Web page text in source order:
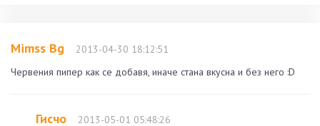
Mimss Bg
2013-04-30 18:12:51
Червения пипер как се добавя, иначе стана вкусна и без него :D
Гисчо
2013-05-01 05:48:26